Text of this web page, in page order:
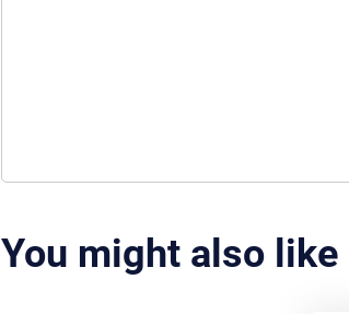
You might also like